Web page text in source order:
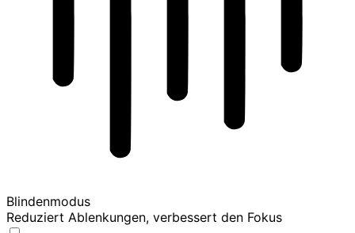
Blindenmodus
Reduziert Ablenkungen, verbessert den Fokus